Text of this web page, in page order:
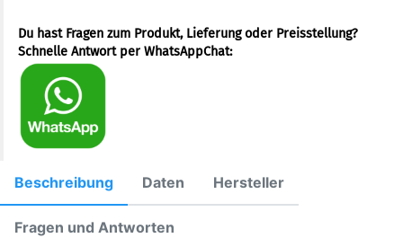
Du hast Fragen zum Produkt, Lieferung oder Preisstellung?
Schnelle Antwort per WhatsAppChat:
Beschreibung Daten Hersteller
Fragen und Antworten